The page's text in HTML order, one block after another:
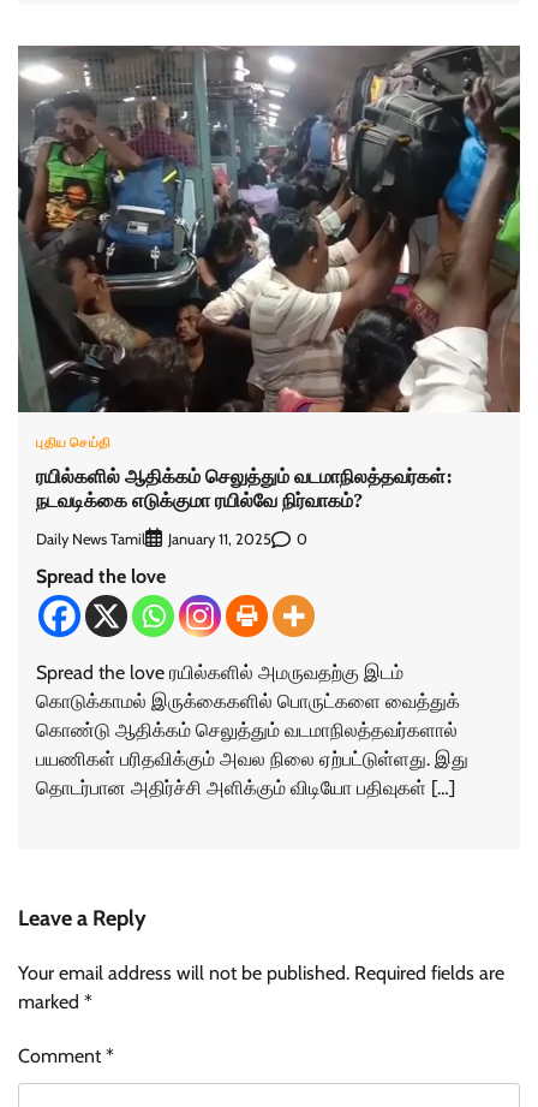
புதிய செய்தி
ரயில்களில் ஆதிக்கம் செலுத்தும் வடமாநிலத்தவர்கள்:
நடவடிக்கை எடுக்குமா ரயில்வே நிர்வாகம்?
Daily News Tamil January 11, 2025 0
Spread the love
Spread the love ரயில்களில் அமருவதற்கு இடம்
கொடுக்காமல் இருக்கைகளில் பொருட்களை வைத்துக்
கொண்டு ஆதிக்கம் செலுத்தும் வடமாநிலத்தவர்களால்
பயணிகள் பரிதவிக்கும் அவல நிலை ஏற்பட்டுள்ளது. இது
தொடர்பான அதிர்ச்சி அளிக்கும் விடியோ பதிவுகள் […]
Leave a Reply
Your email address will not be published. Required fields are
marked *
Comment*